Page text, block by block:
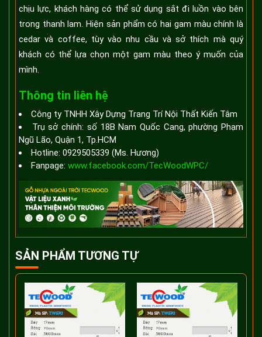
chịu lực, khách hàng có thể sử dụng sắt đi luồn vào bên
trong thanh lam. Hiện sản phẩm có hai gam màu chính là
cedar và coffee, tùy vào nhu cầu và sở thích mà quý
khách có thể lựa chọn một gam màu theo ý muốn của
mình.
Thông tin liên hệ
Công ty TNHH Xây Dựng Trang Trí Nội Thất Kiến Tâm
Trụ sở chính: số 18B Nam Quốc Cang, phường Phạm
Ngũ Lão, Quận 1, Tp.HCM
Hotline: 0929505339 (Ms. Hương)
Fanpage: www.facebook.com/TecWoodWPC/
SẢN PHẨM TƯƠNG TỰ